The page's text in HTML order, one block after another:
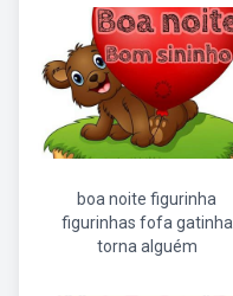
boa noite figurinha
figurinhas fofa gatinha
torna alguém